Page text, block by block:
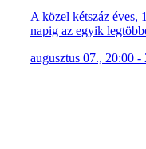
A közel kétszáz éves,
napig az egyik
augusztus 07., 20:00 -